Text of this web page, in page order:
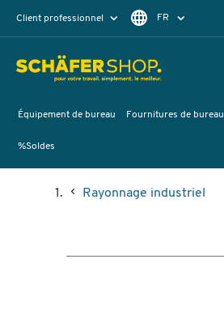
Client professionnel FR
EN
Équipement de bureau Fournitures de bureau
%Soldes
Rayonnage industriel